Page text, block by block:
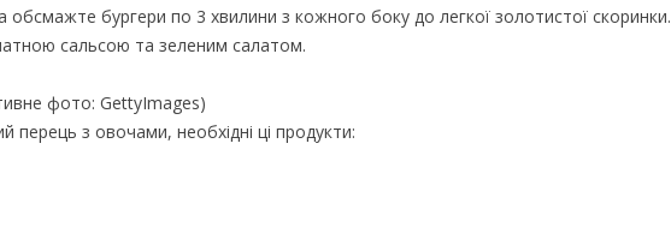
обсмажте бургери по 3 хвилини з кожного боку до легкої золотистої скоринки.
сальсою та зеленим салатом.
фото: GettyImages)
з овочами, необхідні ці продукти: